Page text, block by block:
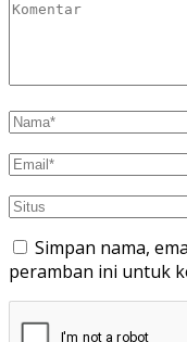
Simpan nama,
peramban ini untuk